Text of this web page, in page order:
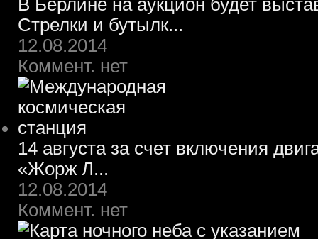
В Берлине на аукцион будет
Стрелки и бутылк...
12.08.2014
Коммент. нет
14 августа за счет включения
«Жорж Л...
12.08.2014
Коммент. нет